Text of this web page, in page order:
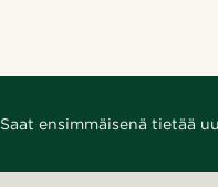
Saat ensimmäisenä tietää